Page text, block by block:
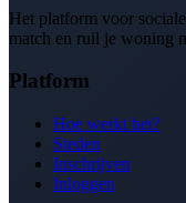
Het platform voor
match en ruil je woning
Platform
Hoe werkt het?
Steden
Inschrijven
Inloggen